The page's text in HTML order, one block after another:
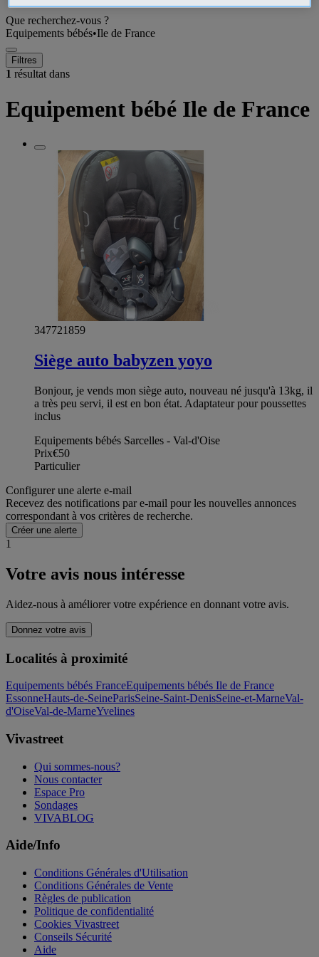
Que recherchez-vous ?
Equipements bébés•Ile de France
Filtres
1 résultat dans
Equipement bébé Ile de France
347721859
Siège auto babyzen yoyo
Bonjour, je vends mon siège auto, nouveau né jusqu'à 13kg, il
a très peu servi, il est en bon état. Adaptateur pour poussettes
inclus
Equipements bébés Sarcelles - Val-d'Oise
Prix€50
Particulier
Configurer une alerte e-mail
Recevez des notifications par e-mail pour les nouvelles annonces
correspondant à vos critères de recherche.
Créer une alerte
1
Votre avis nous intéresse
Aidez-nous à améliorer votre expérience en donnant votre avis.
Donnez votre avis
Localités à proximité
Equipements bébés FranceEquipements bébés Ile de France
EssonneHauts-de-SeineParisSeine-Saint-DenisSeine-et-MarneVal-
d'OiseVal-de-MarneYvelines
Vivastreet
Qui sommes-nous?
Nous contacter
Espace Pro
Sondages
VIVABLOG
Aide/Info
Conditions Générales d'Utilisation
Conditions Générales de Vente
Règles de publication
Politique de confidentialité
Cookies Vivastreet
Conseils Sécurité
Aide